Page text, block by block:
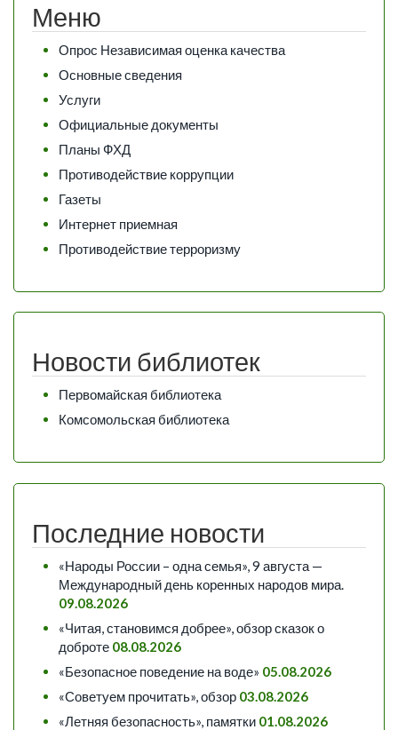
Меню
Опрос Независимая оценка качества
Основные сведения
Услуги
Официальные документы
Планы ФХД
Противодействие коррупции
Газеты
Интернет приемная
Противодействие терроризму
Новости библиотек
Первомайская библиотека
Комсомольская библиотека
Последние новости
«Народы России – одна семья», 9 августа —
Международный день коренных народов мира.
09.08.2026
«Читая, становимся добрее», обзор сказок о
доброте 08.08.2026
«Безопасное поведение на воде» 05.08.2026
«Советуем прочитать», обзор 03.08.2026
«Летняя безопасность», памятки 01.08.2026